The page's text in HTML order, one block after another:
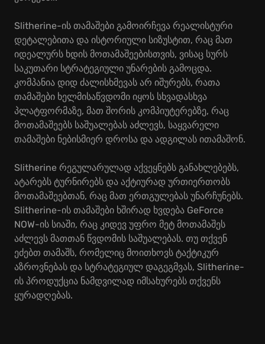
Slitherine-ის თამაშები გამოირჩევა რეალისტური
დეტალებითა და ისტორიული სიზუსტით, რაც მათ
იდეალურს ხდის მოთამაშეებისთვის, ვისაც სურს
საკუთარი სტრატეგიული უნარების გამოცდა.
კომპანია დიდ ძალისხმევას არ იშურებს, რათა
თამაშები ხელმისაწვდომი იყოს სხვადასხვა
პლატფორმაზე, მათ შორის კომპიუტერებზე, რაც
მოთამაშეებს საშუალებას აძლევს, საყვარელი
თამაშები ნებისმიერ დროსა და ადგილას ითამაშონ.
Slitherine რეგულარულად აქვეყნებს განახლებებს,
ატარებს ტურნირებს და აქტიურად ურთიერთობს
მოთამაშეებთან, რაც მათ ერთგულებას უნარჩუნებს.
Slitherine-ის თამაშები ხშირად ხვდება GeForce
NOW-ის სიაში, რაც კიდევ უფრო მეტ მოთამაშეს
აძლევს მათთან წვდომის საშუალებას. თუ თქვენ
ეძებთ თამაშს, რომელიც მოითხოვს ტაქტიკურ
აზროვნებას და სტრატეგიულ დაგეგმვას, Slitherine-
ის პროდუქცია ნამდვილად იმსახურებს თქვენს
ყურადღებას.